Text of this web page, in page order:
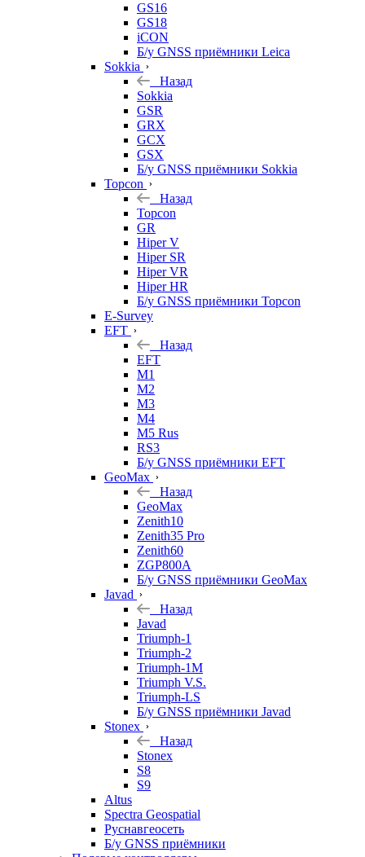
GS16
GS18
iCON
Б/у GNSS приёмники Leica
Sokkia
Назад
Sokkia
GSR
GRX
GCX
GSX
Б/у GNSS приёмники Sokkia
Topcon
Назад
Topcon
GR
Hiper V
Hiper SR
Hiper VR
Hiper HR
Б/у GNSS приёмники Topcon
E-Survey
EFT
Назад
EFT
M1
M2
M3
M4
M5 Rus
RS3
Б/у GNSS приёмники EFT
GeoMax
Назад
GeoMax
Zenith10
Zenith35 Pro
Zenith60
ZGP800A
Б/у GNSS приёмники GeoMax
Javad
Назад
Javad
Triumph-1
Triumph-2
Triumph-1M
Triumph V.S.
Triumph-LS
Б/у GNSS приёмники Javad
Stonex
Назад
Stonex
S8
S9
Altus
Spectra Geospatial
Руснавгеосеть
Б/у GNSS приёмники